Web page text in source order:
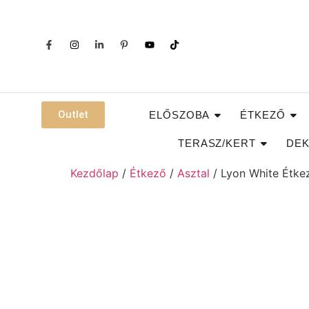
Outlet ELŐSZOBA ÉTKEZŐ
TERASZ/KERT
Kezdőlap / Étkező / Asztal / Lyon White